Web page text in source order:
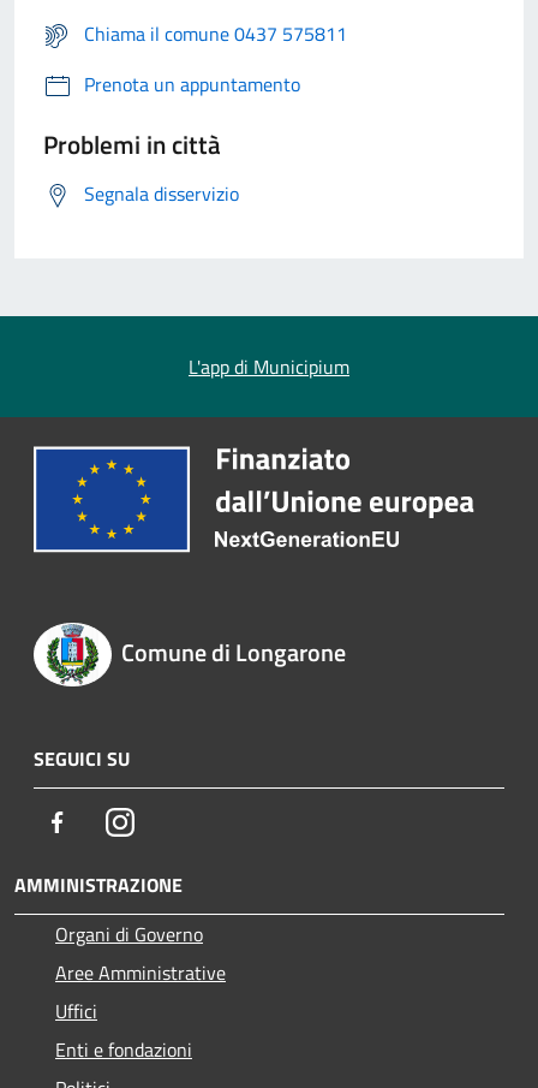
Chiama il comune 0437 575811
Prenota un appuntamento
Problemi in città
Segnala disservizio
L'app di Municipium
Comune di Longarone
SEGUICI SU
FacebookInstagram
AMMINISTRAZIONE
Organi di Governo
Aree Amministrative
Uffici
Enti e fondazioni